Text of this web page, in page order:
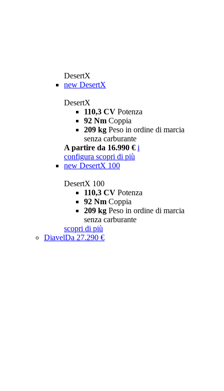
DesertX
new DesertX
DesertX
110,3 CV Potenza
92 Nm Coppia
209 kg Peso in ordine di marcia
senza carburante
A partire da 16.990 € i
configura scopri di più
new DesertX 100
DesertX 100
110,3 CV Potenza
92 Nm Coppia
209 kg Peso in ordine di marcia
senza carburante
scopri di più
DiavelDa 27.290 €